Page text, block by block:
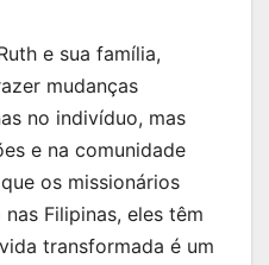
e sua família,
mudanças
no indivíduo, mas
e na comunidade
os missionários
Filipinas, eles têm
transformada é um